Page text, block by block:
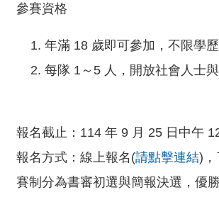
參賽資格
年滿 18 歲即可參加，不限學
每隊 1～5 人，開放社會人士
報名截止：114 年 9 月 25 日中午
報名方式：線上報名(請點擊連結)，
賽制分為書審初選與簡報決選，優